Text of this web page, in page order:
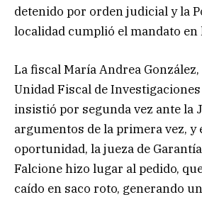
detenido por orden judicial y la
localidad cumplió el mandato
La fiscal María Andrea
Unidad Fiscal de
insistió por segunda vez ante la
argumentos de la primera vez, y
oportunidad, la jueza de
Falcione hizo lugar al pedido,
caído en saco roto, generando